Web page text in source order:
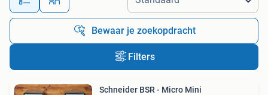
Bewaar je zoekopdracht
Filters
Schneider BSR - Micro Mini